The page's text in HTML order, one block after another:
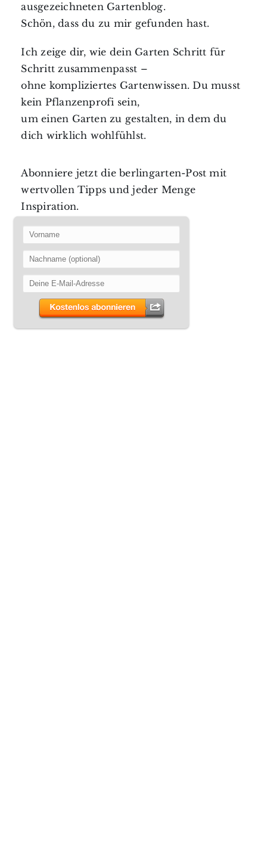
ausgezeichneten Gartenblog.
Schön, dass du zu mir gefunden hast.
Ich zeige dir, wie dein Garten Schritt für
Schritt zusammenpasst –
ohne kompliziertes Gartenwissen. Du musst
kein Pflanzenprofi sein,
um einen Garten zu gestalten, in dem du
dich wirklich wohlfühlst.
Abonniere jetzt die berlingarten-Post mit
wertvollen Tipps und jeder Menge
Inspiration.